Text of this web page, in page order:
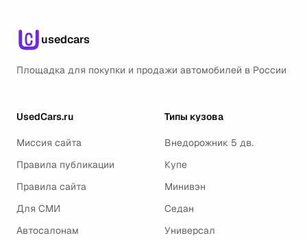
usedcars
Площадка для покупки и продажи автомобилей в России
UsedCars.ru
Миссия сайта
Правила публикации
Правила сайта
Для СМИ
Автосалонам
Типы кузова
Внедорожник 5 дв.
Купе
Минивэн
Седан
Универсал